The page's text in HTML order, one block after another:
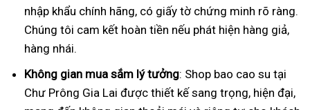
nhập khẩu chính hãng, có giấy tờ chứng minh rõ ràng.
Chúng tôi cam kết hoàn tiền nếu phát hiện hàng giả,
hàng nhái.
Không gian mua sắm lý tưởng: Shop bao cao su tại
Chư Prông Gia Lai được thiết kế sang trọng, hiện đại,